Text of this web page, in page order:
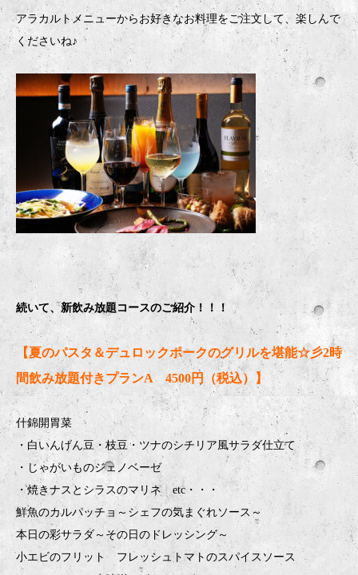
アラカルトメニューからお好きなお料理をご注文して、楽しんで
くださいね♪
続いて、新飲み放題コースのご紹介！！！
【夏のパスタ＆デュロックポークのグリルを堪能☆彡2時
間飲み放題付きプランA 4500円（税込）】
什錦開胃菜
・白いんげん豆・枝豆・ツナのシチリア風サラダ仕立て
・じゃがいものジェノベーゼ
・焼きナスとシラスのマリネ etc・・・
鮮魚のカルパッチョ～シェフの気まぐれソース～
本日の彩サラダ～その日のドレッシング～
小エビのフリット フレッシュトマトのスパイスソース